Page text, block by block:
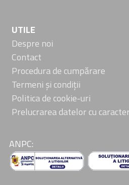
UTILE
Despre noi
Contact
Procedura de cumpărare
Termeni și condiții
Politica de cookie-uri
Prelucrarea datelor cu
ANPC: